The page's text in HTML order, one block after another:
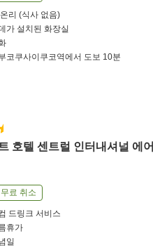
리 (식사 없음)
가 설치된 화장실
코쿠사이쿠코역에서 도보 10분
호텔 센트럴 인터내셔널 에어
료 취소
드링크 서비스
휴가
일